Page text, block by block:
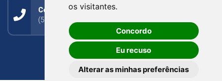
os visitantes.
Concordo
Eu recuso
Alterar as minhas preferências
Contato
(54) 3273-1649 ou (54) 3273-1150